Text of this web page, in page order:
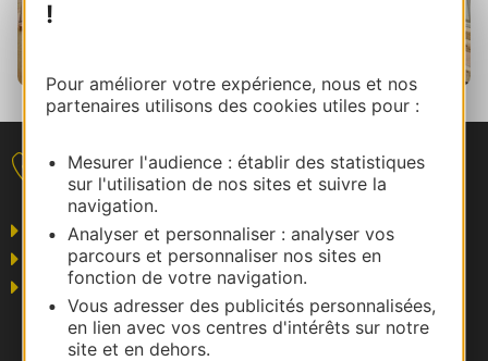
!
Pour améliorer votre expérience, nous et nos
partenaires utilisons des cookies utiles pour :
Mesurer l'audience : établir des statistiques
sur l'utilisation de nos sites et suivre la
navigation.
Analyser et personnaliser : analyser vos
parcours et personnaliser nos sites en
fonction de votre navigation.
Vous adresser des publicités personnalisées,
en lien avec vos centres d'intérêts sur notre
site et en dehors.
Nous contacter
Grand public
Business/Mice
Pros du tourisme